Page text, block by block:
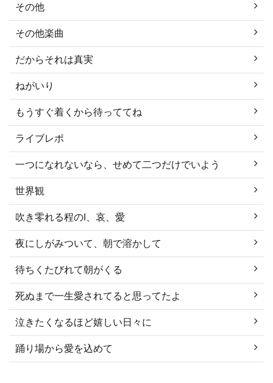
その他
その他楽曲
だからそれは真実
ねがいり
もうすぐ着くから待っててね
ライブレポ
一つになれないなら、せめて二つだけでいよう
世界観
吹き零れる程のI、哀、愛
夜にしがみついて、朝で溶かして
待ちくたびれて朝がくる
死ぬまで一生愛されてると思ってたよ
泣きたくなるほど嬉しい日々に
踊り場から愛を込めて